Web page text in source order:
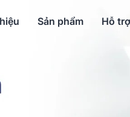
Sản phẩm Hỗ